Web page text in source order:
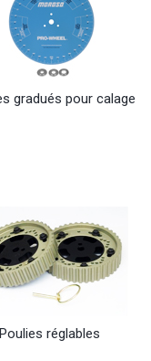
gradués pour calage
Poulies réglables